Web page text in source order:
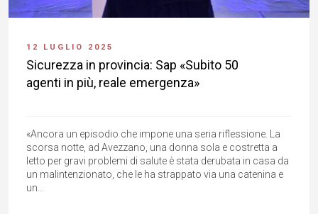
12 LUGLIO 2025
Sicurezza in provincia: Sap «Subito 50
agenti in più, reale emergenza»
«Ancora un episodio che impone una seria riflessione. La
scorsa notte, ad Avezzano, una donna sola e costretta a
letto per gravi problemi di salute è stata derubata in casa da
un malintenzionato, che le ha strappato via una catenina e
un...